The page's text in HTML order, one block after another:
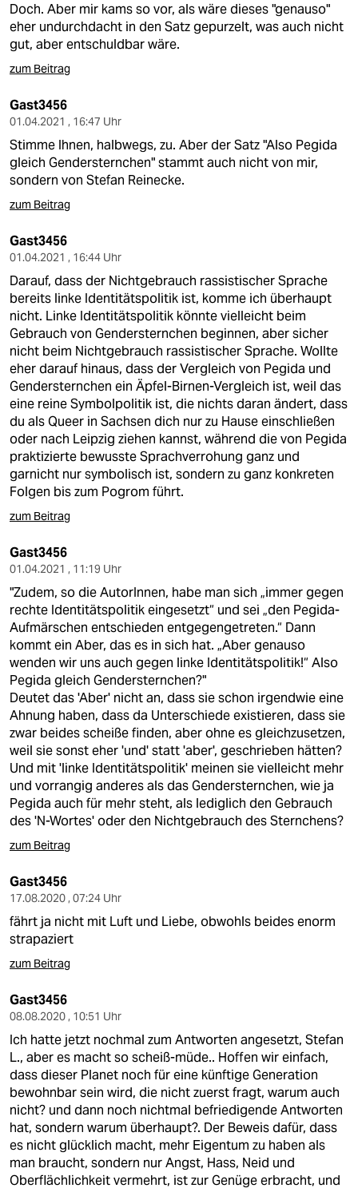
Doch. Aber mir kams so vor, als wäre dieses "genauso"
eher undurchdacht in den Satz gepurzelt, was auch nicht
gut, aber entschuldbar wäre.
zum Beitrag
Gast3456
01.04.2021 , 16:47 Uhr
Stimme Ihnen, halbwegs, zu. Aber der Satz "Also Pegida
gleich Gendersternchen" stammt auch nicht von mir,
sondern von Stefan Reinecke.
zum Beitrag
Gast3456
01.04.2021 , 16:44 Uhr
Darauf, dass der Nichtgebrauch rassistischer Sprache
bereits linke Identitätspolitik ist, komme ich überhaupt
nicht. Linke Identitätspolitik könnte vielleicht beim
Gebrauch von Gendersternchen beginnen, aber sicher
nicht beim Nichtgebrauch rassistischer Sprache. Wollte
eher darauf hinaus, dass der Vergleich von Pegida und
Gendersternchen ein Äpfel-Birnen-Vergleich ist, weil das
eine reine Symbolpolitik ist, die nichts daran ändert, dass
du als Queer in Sachsen dich nur zu Hause einschließen
oder nach Leipzig ziehen kannst, während die von Pegida
praktizierte bewusste Sprachverrohung ganz und
garnicht nur symbolisch ist, sondern zu ganz konkreten
Folgen bis zum Pogrom führt.
zum Beitrag
Gast3456
01.04.2021 , 11:19 Uhr
"Zudem, so die AutorInnen, habe man sich „immer gegen
rechte Identitätspolitik eingesetzt“ und sei „den Pegida-
Aufmärschen entschieden entgegengetreten.“ Dann
kommt ein Aber, das es in sich hat. „Aber genauso
wenden wir uns auch gegen linke Identitätspolitik!“ Also
Pegida gleich Gendersternchen?"
Deutet das 'Aber' nicht an, dass sie schon irgendwie eine
Ahnung haben, dass da Unterschiede existieren, dass sie
zwar beides scheiße finden, aber ohne es gleichzusetzen,
weil sie sonst eher 'und' statt 'aber', geschrieben hätten?
Und mit 'linke Identitätspolitik' meinen sie vielleicht mehr
und vorrangig anderes als das Gendersternchen, wie ja
Pegida auch für mehr steht, als lediglich den Gebrauch
des 'N-Wortes' oder den Nichtgebrauch des Sternchens?
zum Beitrag
Gast3456
17.08.2020 , 07:24 Uhr
fährt ja nicht mit Luft und Liebe, obwohls beides enorm
strapaziert
zum Beitrag
Gast3456
08.08.2020 , 10:51 Uhr
Ich hatte jetzt nochmal zum Antworten angesetzt, Stefan
L., aber es macht so scheiß-müde.. Hoffen wir einfach,
dass dieser Planet noch für eine künftige Generation
bewohnbar sein wird, die nicht zuerst fragt, warum auch
nicht? und dann noch nichtmal befriedigende Antworten
hat, sondern warum überhaupt?. Der Beweis dafür, dass
es nicht glücklich macht, mehr Eigentum zu haben als
man braucht, sondern nur Angst, Hass, Neid und
Oberflächlichkeit vermehrt, ist zur Genüge erbracht, und